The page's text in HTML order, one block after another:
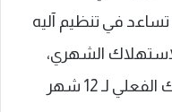
في تنظيم آليه
الشهري،
وذلك بحساب متوسط الاستهلاك الفعلي لـ 12 شهر